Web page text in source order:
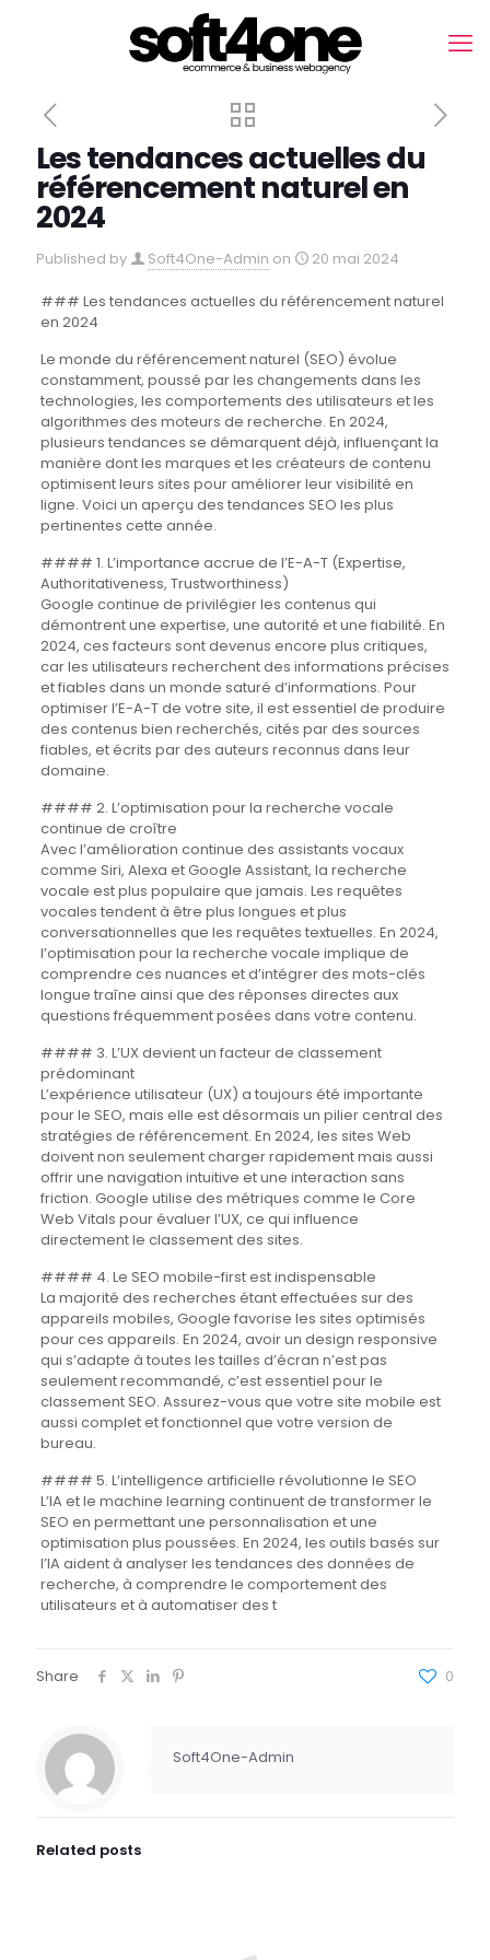
Les tendances actuelles du
référencement naturel en
2024
Published by Soft4One-Admin on 20 mai 2024
### Les tendances actuelles du référencement naturel
en 2024
Le monde du référencement naturel (SEO) évolue
constamment, poussé par les changements dans les
technologies, les comportements des utilisateurs et les
algorithmes des moteurs de recherche. En 2024,
plusieurs tendances se démarquent déjà, influençant la
manière dont les marques et les créateurs de contenu
optimisent leurs sites pour améliorer leur visibilité en
ligne. Voici un aperçu des tendances SEO les plus
pertinentes cette année.
#### 1. L’importance accrue de l’E-A-T (Expertise,
Authoritativeness, Trustworthiness)
Google continue de privilégier les contenus qui
démontrent une expertise, une autorité et une fiabilité. En
2024, ces facteurs sont devenus encore plus critiques,
car les utilisateurs recherchent des informations précises
et fiables dans un monde saturé d’informations. Pour
optimiser l’E-A-T de votre site, il est essentiel de produire
des contenus bien recherchés, cités par des sources
fiables, et écrits par des auteurs reconnus dans leur
domaine.
#### 2. L’optimisation pour la recherche vocale
continue de croître
Avec l’amélioration continue des assistants vocaux
comme Siri, Alexa et Google Assistant, la recherche
vocale est plus populaire que jamais. Les requêtes
vocales tendent à être plus longues et plus
conversationnelles que les requêtes textuelles. En 2024,
l’optimisation pour la recherche vocale implique de
comprendre ces nuances et d’intégrer des mots-clés
longue traîne ainsi que des réponses directes aux
questions fréquemment posées dans votre contenu.
#### 3. L’UX devient un facteur de classement
prédominant
L’expérience utilisateur (UX) a toujours été importante
pour le SEO, mais elle est désormais un pilier central des
stratégies de référencement. En 2024, les sites Web
doivent non seulement charger rapidement mais aussi
offrir une navigation intuitive et une interaction sans
friction. Google utilise des métriques comme le Core
Web Vitals pour évaluer l’UX, ce qui influence
directement le classement des sites.
#### 4. Le SEO mobile-first est indispensable
La majorité des recherches étant effectuées sur des
appareils mobiles, Google favorise les sites optimisés
pour ces appareils. En 2024, avoir un design responsive
qui s’adapte à toutes les tailles d’écran n’est pas
seulement recommandé, c’est essentiel pour le
classement SEO. Assurez-vous que votre site mobile est
aussi complet et fonctionnel que votre version de
bureau.
#### 5. L’intelligence artificielle révolutionne le SEO
L’IA et le machine learning continuent de transformer le
SEO en permettant une personnalisation et une
optimisation plus poussées. En 2024, les outils basés sur
l’IA aident à analyser les tendances des données de
recherche, à comprendre le comportement des
utilisateurs et à automatiser des t
Share 0
Soft4One-Admin
Related posts